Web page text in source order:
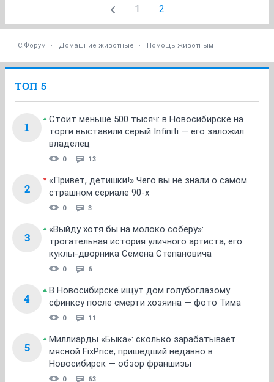
1 2
НГС.Форум Домашние животные Помощь животным
ТОП 5
1
Стоит меньше 500 тысяч: в Новосибирске на
торги выставили серый Infiniti — его заложил
владелец
0 13
2
«Привет, детишки!» Чего вы не знали о самом
страшном сериале 90-х
0 3
3
«Выйду хотя бы на молоко соберу»:
трогательная история уличного артиста, его
куклы-дворника Семена Степановича
0 6
4
В Новосибирске ищут дом голубоглазому
сфинксу после смерти хозяина — фото Тима
0 11
5
Миллиарды «Быка»: сколько зарабатывает
мясной FixPrice, пришедший недавно в
Новосибирск — обзор франшизы
0 63